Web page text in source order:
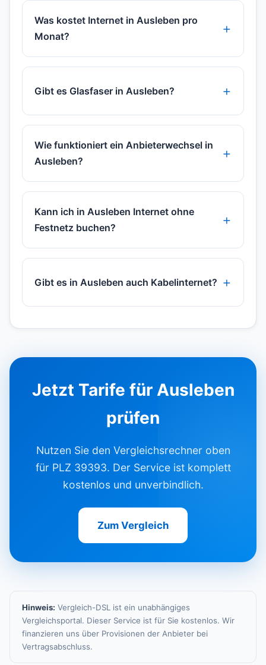
Was kostet Internet in Ausleben pro
Monat?
Gibt es Glasfaser in Ausleben?
Wie funktioniert ein Anbieterwechsel in
Ausleben?
Kann ich in Ausleben Internet ohne
Festnetz buchen?
Gibt es in Ausleben auch Kabelinternet?
Jetzt Tarife für Ausleben
prüfen
Nutzen Sie den Vergleichsrechner oben
für PLZ 39393. Der Service ist komplett
kostenlos und unverbindlich.
Zum Vergleich
Hinweis: Vergleich-DSL ist ein unabhängiges
Vergleichsportal. Dieser Service ist für Sie kostenlos. Wir
finanzieren uns über Provisionen der Anbieter bei
Vertragsabschluss.